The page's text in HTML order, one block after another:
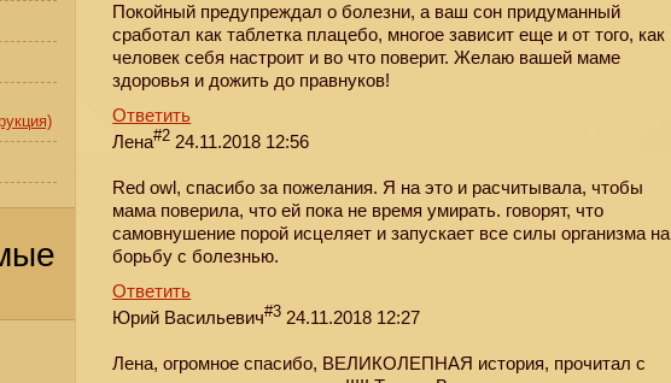
Покойный предупреждал о болезни, а ваш сон придуманный
сработал как таблетка плацебо, многое зависит еще и от того, как
человек себя настроит и во что поверит. Желаю вашей маме
здоровья и дожить до правнуков!
Ответить
Лена#2 24.11.2018 12:56
Red owl, спасибо за пожелания. Я на это и расчитывала, чтобы
мама поверила, что ей пока не время умирать. говорят, что
самовнушение порой исцеляет и запускает все силы организма на
борьбу с болезнью.
Ответить
Юрий Васильевич#3 24.11.2018 12:27
Лена, огромное спасибо, ВЕЛИКОЛЕПНАЯ история, прочитал с